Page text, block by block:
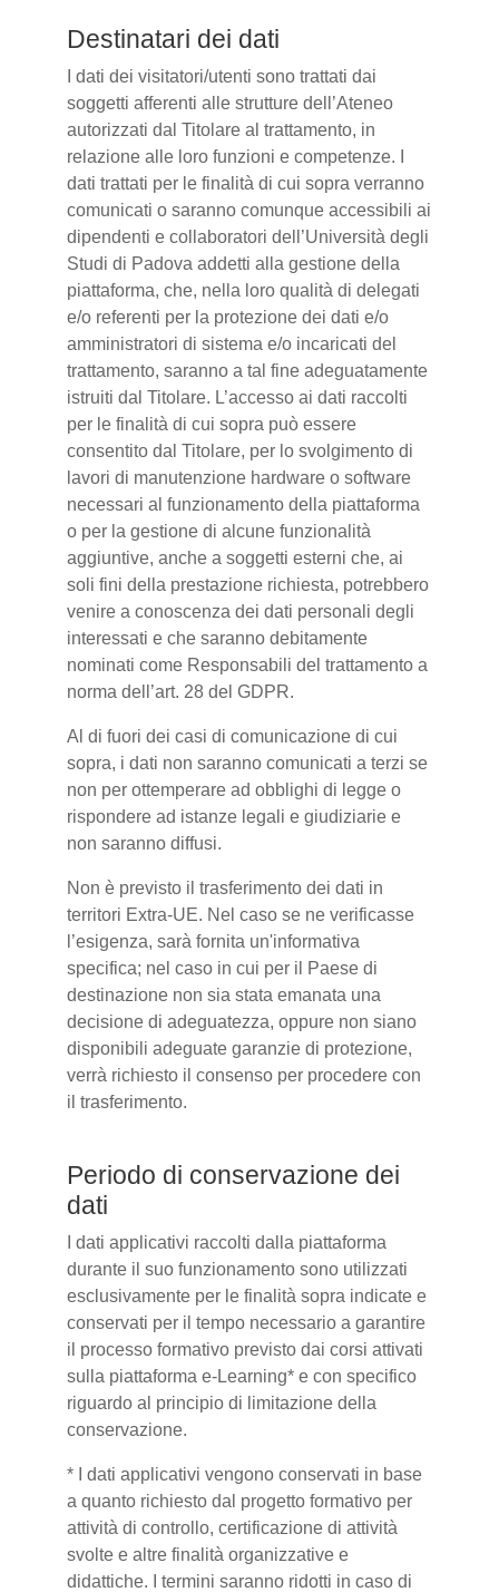
Destinatari dei dati
I dati dei visitatori/utenti sono trattati dai
soggetti afferenti alle strutture dell’Ateneo
autorizzati dal Titolare al trattamento, in
relazione alle loro funzioni e competenze. I
dati trattati per le finalità di cui sopra verranno
comunicati o saranno comunque accessibili ai
dipendenti e collaboratori dell’Università degli
Studi di Padova addetti alla gestione della
piattaforma, che, nella loro qualità di delegati
e/o referenti per la protezione dei dati e/o
amministratori di sistema e/o incaricati del
trattamento, saranno a tal fine adeguatamente
istruiti dal Titolare. L’accesso ai dati raccolti
per le finalità di cui sopra può essere
consentito dal Titolare, per lo svolgimento di
lavori di manutenzione hardware o software
necessari al funzionamento della piattaforma
o per la gestione di alcune funzionalità
aggiuntive, anche a soggetti esterni che, ai
soli fini della prestazione richiesta, potrebbero
venire a conoscenza dei dati personali degli
interessati e che saranno debitamente
nominati come Responsabili del trattamento a
norma dell’art. 28 del GDPR.
Al di fuori dei casi di comunicazione di cui
sopra, i dati non saranno comunicati a terzi se
non per ottemperare ad obblighi di legge o
rispondere ad istanze legali e giudiziarie e
non saranno diffusi.
Non è previsto il trasferimento dei dati in
territori Extra-UE. Nel caso se ne verificasse
l’esigenza, sarà fornita un'informativa
specifica; nel caso in cui per il Paese di
destinazione non sia stata emanata una
decisione di adeguatezza, oppure non siano
disponibili adeguate garanzie di protezione,
verrà richiesto il consenso per procedere con
il trasferimento.
Periodo di conservazione dei
dati
I dati applicativi raccolti dalla piattaforma
durante il suo funzionamento sono utilizzati
esclusivamente per le finalità sopra indicate e
conservati per il tempo necessario a garantire
il processo formativo previsto dai corsi attivati
sulla piattaforma e-Learning* e con specifico
riguardo al principio di limitazione della
conservazione.
* I dati applicativi vengono conservati in base
a quanto richiesto dal progetto formativo per
attività di controllo, certificazione di attività
svolte e altre finalità organizzative e
didattiche. I termini saranno ridotti in caso di